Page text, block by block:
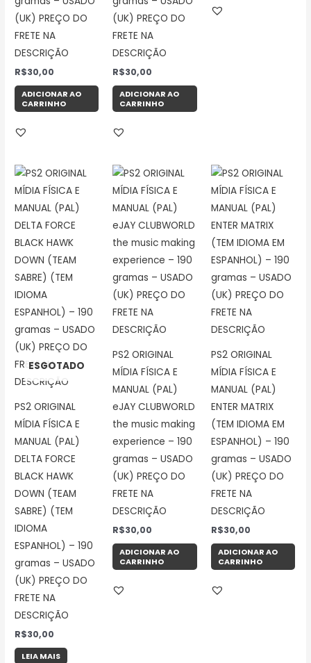
(UK) PREÇO DO
FRETE NA
DESCRIÇÃO
R$30,00
ADICIONAR AO
CARRINHO
(UK) PREÇO DO
FRETE NA
DESCRIÇÃO
R$30,00
ADICIONAR AO
CARRINHO
ESGOTADO
PS2 ORIGINAL
MÍDIA FÍSICA E
MANUAL (PAL)
DELTA FORCE
BLACK HAWK
DOWN (TEAM
SABRE) (TEM
IDIOMA
ESPANHOL) – 190
gramas – USADO
(UK) PREÇO DO
FRETE NA
DESCRIÇÃO
R$30,00
LEIA MAIS
PS2 ORIGINAL
MÍDIA FÍSICA E
MANUAL (PAL)
eJAY CLUBWORLD
the music making
experience – 190
gramas – USADO
(UK) PREÇO DO
FRETE NA
DESCRIÇÃO
R$30,00
ADICIONAR AO
CARRINHO
PS2 ORIGINAL
MÍDIA FÍSICA E
MANUAL (PAL)
ENTER MATRIX
(TEM IDIOMA EM
ESPANHOL) – 190
gramas – USADO
(UK) PREÇO DO
FRETE NA
DESCRIÇÃO
R$30,00
ADICIONAR AO
CARRINHO